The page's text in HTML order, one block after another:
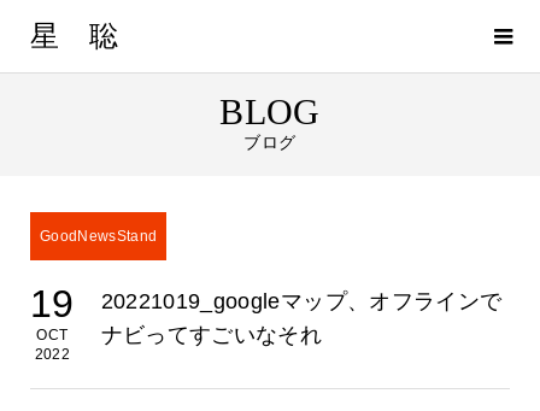
星 聡
BLOG
ブログ
GoodNewsStand
19
OCT
2022
20221019_googleマップ、オフラインで
ナビってすごいなそれ